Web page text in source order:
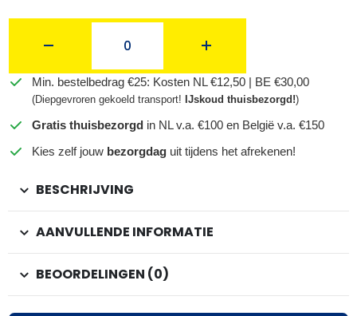
Min. bestelbedrag €25: Kosten NL €12,50 | BE €30,00
(Diepgevroren gekoeld transport! IJskoud thuisbezorgd!)
Gratis thuisbezorgd in NL v.a. €100 en België v.a. €150
Kies zelf jouw bezorgdag uit tijdens het afrekenen!
BESCHRIJVING
AANVULLENDE INFORMATIE
BEOORDELINGEN (0)